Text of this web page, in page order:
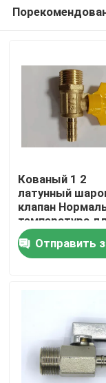
Продукты
Кованый 1 2
латунный
клапан
температура
нефтегазовой
Отправить